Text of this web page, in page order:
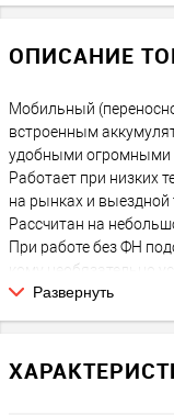
ОПИСАНИЕ
Мобильный
встроенным
удобными огромными
Работает при низких
на рынках и выездной
Рассчитан на
При работе без ФН
кому необязательно
возможно он
Онлайн-кассаАтол
использования
Развернуть